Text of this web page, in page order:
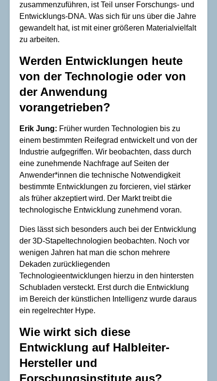
zusammenzuführen, ist Teil unser Forschungs- und
Entwicklungs-DNA. Was sich für uns über die Jahre
gewandelt hat, ist mit einer größeren Materialvielfalt
zu arbeiten.
Werden Entwicklungen heute
von der Technologie oder von
der Anwendung
vorangetrieben?
Erik Jung: Früher wurden Technologien bis zu
einem bestimmten Reifegrad entwickelt und von der
Industrie aufgegriffen. Wir beobachten, dass durch
eine zunehmende Nachfrage auf Seiten der
Anwender*innen die technische Notwendigkeit
bestimmte Entwicklungen zu forcieren, viel stärker
als früher akzeptiert wird. Der Markt treibt die
technologische Entwicklung zunehmend voran.
Dies lässt sich besonders auch bei der Entwicklung
der 3D-Stapeltechnologien beobachten. Noch vor
wenigen Jahren hat man die schon mehrere
Dekaden zurückliegenden
Technologieentwicklungen hierzu in den hintersten
Schubladen versteckt. Erst durch die Entwicklung
im Bereich der künstlichen Intelligenz wurde daraus
ein regelrechter Hype.
Wie wirkt sich diese
Entwicklung auf Halbleiter-
Hersteller und